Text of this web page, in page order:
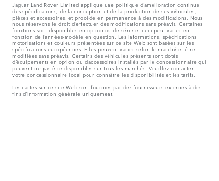
Jaguar Land Rover Limited applique une politique d’amélioration continue
des spécifications, de la conception et de la production de ses véhicules,
pièces et accessoires, et procède en permanence à des modifications. Nous
nous réservons le droit d’effectuer des modifications sans préavis. Certaines
fonctions sont disponibles en option ou de série et ceci peut varier en
fonction de l’années-modèle en question. Les informations, spécifications,
motorisations et couleurs présentées sur ce site Web sont basées sur les
spécifications européennes. Elles peuvent varier selon le marché et être
modifiées sans préavis. Certains des véhicules présents sont dotés
d’équipements en option ou d’accessoires installés par le concessionnaire qui
peuvent ne pas être disponibles sur tous les marchés. Veuillez contacter
votre concessionnaire local pour connaître les disponibilités et les tarifs.
Les cartes sur ce site Web sont fournies par des fournisseurs externes à des
fins d’information générale uniquement.